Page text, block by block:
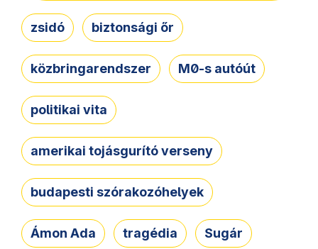
zsidó biztonsági őr
közbringarendszer M0-s autóút
politikai vita
amerikai tojásgurító verseny
budapesti szórakozóhelyek
Ámon Ada tragédia Sugár